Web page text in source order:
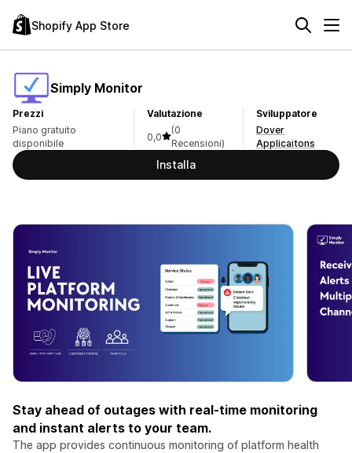
Shopify App Store
Simply Monitor
Prezzi
Piano gratuito
disponibile
Valutazione
0,0
(0
Recensioni)
Sviluppatore
Dover
Applicaitons
Installa
Stay ahead of outages with real-time monitoring
and instant alerts to your team.
The app provides continuous monitoring of platform health